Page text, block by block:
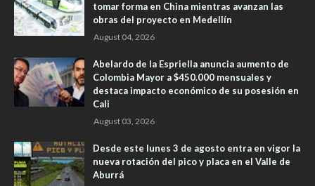
tomar forma en China mientras avanzan las
obras del proyecto en Medellín
August 04, 2026
Abelardo de la Espriella anuncia aumento de
Colombia Mayor a $450.000 mensuales y
destaca impacto económico de su posesión en
Cali
August 03, 2026
Desde este lunes 3 de agosto entra en vigor la
nueva rotación del pico y placa en el Valle de
Aburrá